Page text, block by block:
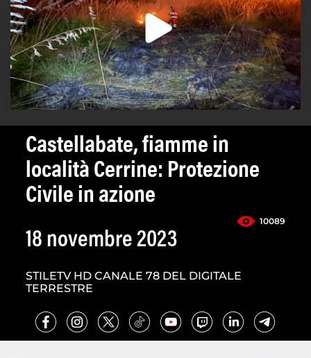
Castellabate, fiamme in
località Cerrine: Protezione
Civile in azione
10089
18 novembre 2023
STILETV HD CANALE 78 DEL DIGITALE
TERRESTRE